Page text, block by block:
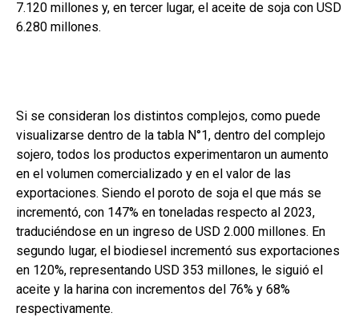
7.120 millones y, en tercer lugar, el aceite de soja con USD
6.280 millones.
Si se consideran los distintos complejos, como puede
visualizarse dentro de la tabla N°1, dentro del complejo
sojero, todos los productos experimentaron un aumento
en el volumen comercializado y en el valor de las
exportaciones. Siendo el poroto de soja el que más se
incrementó, con 147% en toneladas respecto al 2023,
traduciéndose en un ingreso de USD 2.000 millones. En
segundo lugar, el biodiesel incrementó sus exportaciones
en 120%, representando USD 353 millones, le siguió el
aceite y la harina con incrementos del 76% y 68%
respectivamente.